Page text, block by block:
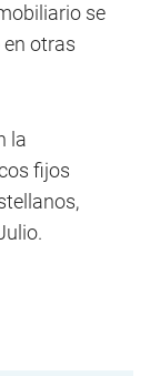
se
otras
la
fijos